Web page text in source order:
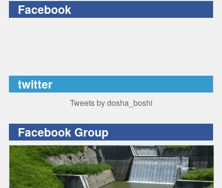
Facebook
twitter
Tweets by dosha_boshi
Facebook Group